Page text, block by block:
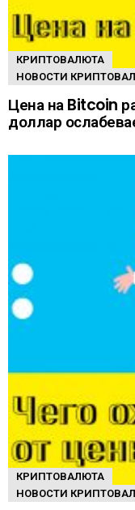
КРИПТОВАЛЮТА
НОВОСТИ
Цена на Bitcoin
доллар
КРИПТОВАЛЮТА
НОВОСТИ